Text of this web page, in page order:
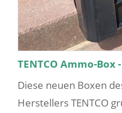
TENTCO Ammo-Box
Diese neuen Boxen
Herstellers TENTCO